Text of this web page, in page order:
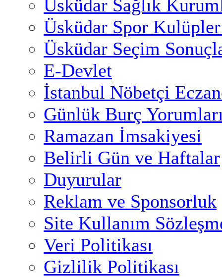
Üsküdar Sağlık
Üsküdar Spor
Üsküdar Seçim
E-Devlet
İstanbul Nöbetçi
Günlük Burç
Ramazan İmsakiyesi
Belirli Gün ve Haftalar
Duyurular
Reklam ve Sponsorluk
Site Kullanım
Veri Politikası
Gizlilik Politikası